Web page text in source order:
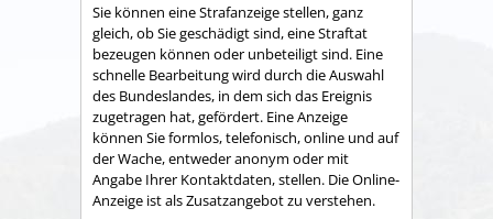
Sie können eine Strafanzeige stellen, ganz
gleich, ob Sie geschädigt sind, eine Straftat
bezeugen können oder unbeteiligt sind. Eine
schnelle Bearbeitung wird durch die Auswahl
des Bundeslandes, in dem sich das Ereignis
zugetragen hat, gefördert. Eine Anzeige
können Sie formlos, telefonisch, online und auf
der Wache, entweder anonym oder mit
Angabe Ihrer Kontaktdaten, stellen. Die Online-
Anzeige ist als Zusatzangebot zu verstehen.